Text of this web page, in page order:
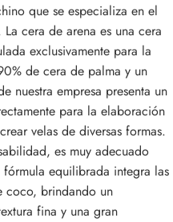
que se especializa en el
cera de arena es una cera
exclusivamente para la
de cera de palma y un
nuestra empresa presenta un
para la elaboración
velas de diversas formas.
es muy adecuado
equilibrada integra las
coco, brindando un
fina y una gran